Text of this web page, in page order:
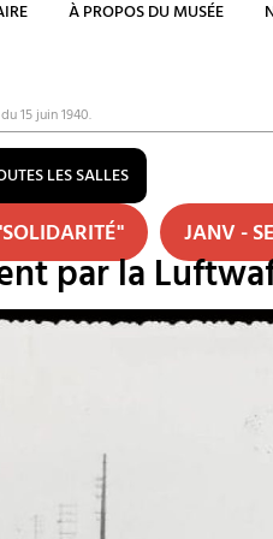
À PROPOS DU MUSÉE
15 juin 1940.
LES SALLES
JANV -
par la